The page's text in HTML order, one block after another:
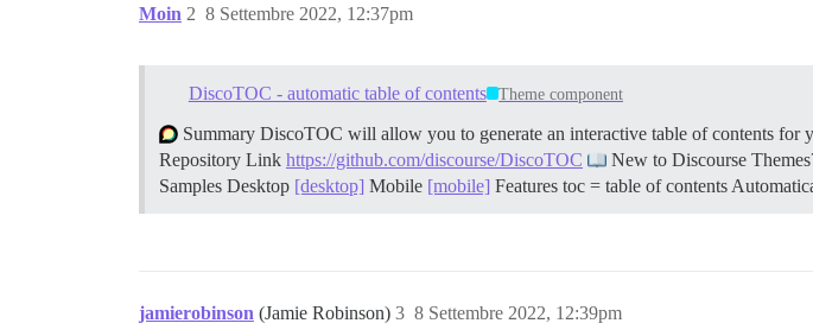
Moin 8 Settembre 2022, 12:37pm
2
DiscoTOC - automatic table of contents Theme component
Summary DiscoTOC will allow you to generate an interactive table of contents for
Repository Link https://github.com/discourse/DiscoTOC New to Discourse
Samples Desktop [desktop] Mobile [mobile] Features toc = table of contents
jamierobinson (Jamie Robinson) 8 Settembre 2022, 12:39pm
3